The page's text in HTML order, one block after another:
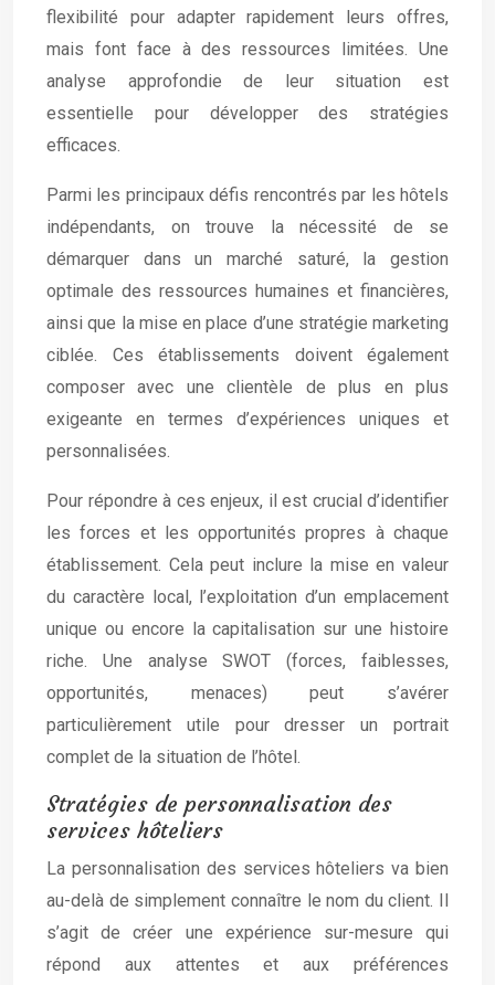
flexibilité pour adapter rapidement leurs offres,
mais font face à des ressources limitées. Une
analyse approfondie de leur situation est
essentielle pour développer des stratégies
efficaces.
Parmi les principaux défis rencontrés par les hôtels
indépendants, on trouve la nécessité de se
démarquer dans un marché saturé, la gestion
optimale des ressources humaines et financières,
ainsi que la mise en place d’une stratégie marketing
ciblée. Ces établissements doivent également
composer avec une clientèle de plus en plus
exigeante en termes d’expériences uniques et
personnalisées.
Pour répondre à ces enjeux, il est crucial d’identifier
les forces et les opportunités propres à chaque
établissement. Cela peut inclure la mise en valeur
du caractère local, l’exploitation d’un emplacement
unique ou encore la capitalisation sur une histoire
riche. Une analyse SWOT (forces, faiblesses,
opportunités, menaces) peut s’avérer
particulièrement utile pour dresser un portrait
complet de la situation de l’hôtel.
Stratégies de personnalisation des
services hôteliers
La personnalisation des services hôteliers va bien
au-delà de simplement connaître le nom du client. Il
s’agit de créer une expérience sur-mesure qui
répond aux attentes et aux préférences